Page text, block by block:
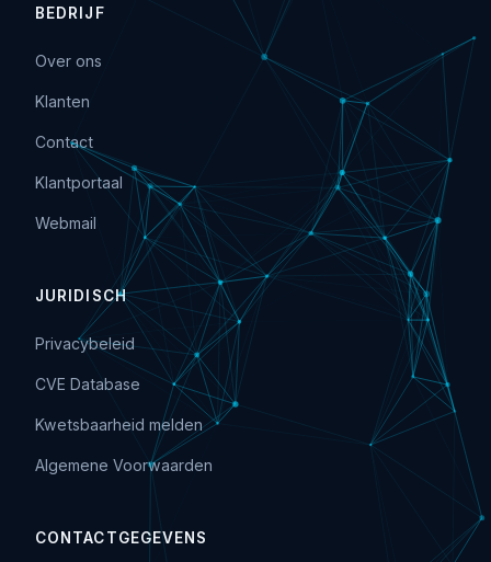
BEDRIJF
Over ons
Klanten
Contact
Klantportaal
Webmail
JURIDISCH
Privacybeleid
CVE Database
Kwetsbaarheid melden
Algemene Voorwaarden
CONTACTGEGEVENS